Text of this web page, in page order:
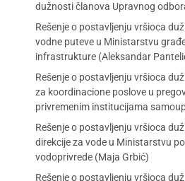
dužnosti članova Upravnog
Rešenje o postavljenju vršioca
vodne puteve u Ministarstvu
infrastrukture (Aleksandar
Rešenje o postavljenju vršioca
za koordinacione poslove u
privremenim institucijama
Rešenje o postavljenju vršioca
direkcije za vode u Ministarstvu
vodoprivrede (Maja Grbić)
Rešenje o postavljenju vršioca